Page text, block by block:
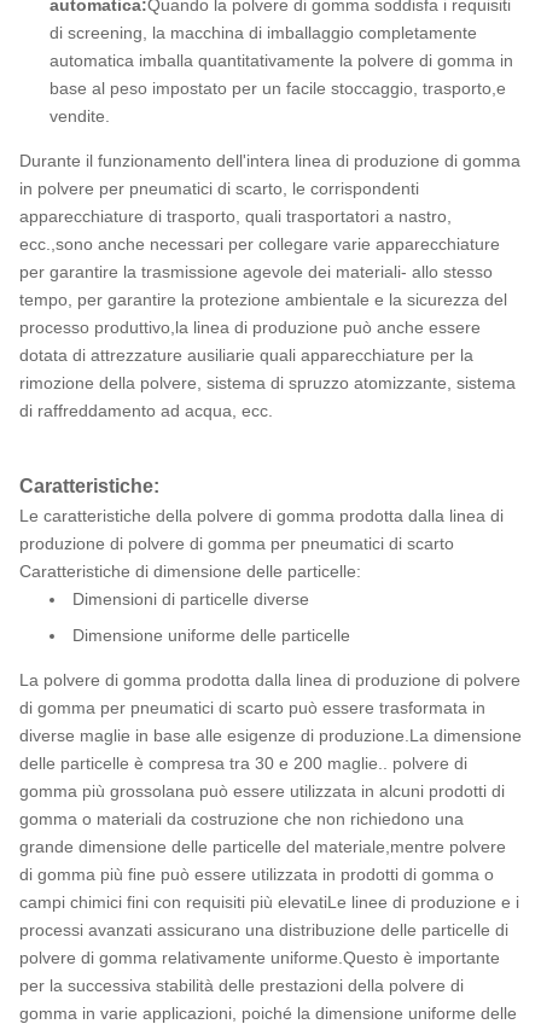
automatica:Quando la polvere di gomma soddisfa i requisiti
di screening, la macchina di imballaggio completamente
automatica imballa quantitativamente la polvere di gomma in
base al peso impostato per un facile stoccaggio, trasporto,e
vendite.
Durante il funzionamento dell'intera linea di produzione di gomma
in polvere per pneumatici di scarto, le corrispondenti
apparecchiature di trasporto, quali trasportatori a nastro,
ecc.,sono anche necessari per collegare varie apparecchiature
per garantire la trasmissione agevole dei materiali- allo stesso
tempo, per garantire la protezione ambientale e la sicurezza del
processo produttivo,la linea di produzione può anche essere
dotata di attrezzature ausiliarie quali apparecchiature per la
rimozione della polvere, sistema di spruzzo atomizzante, sistema
di raffreddamento ad acqua, ecc.
Caratteristiche:
Le caratteristiche della polvere di gomma prodotta dalla linea di
produzione di polvere di gomma per pneumatici di scarto
Caratteristiche di dimensione delle particelle:
Dimensioni di particelle diverse
Dimensione uniforme delle particelle
La polvere di gomma prodotta dalla linea di produzione di polvere
di gomma per pneumatici di scarto può essere trasformata in
diverse maglie in base alle esigenze di produzione.La dimensione
delle particelle è compresa tra 30 e 200 maglie.. polvere di
gomma più grossolana può essere utilizzata in alcuni prodotti di
gomma o materiali da costruzione che non richiedono una
grande dimensione delle particelle del materiale,mentre polvere
di gomma più fine può essere utilizzata in prodotti di gomma o
campi chimici fini con requisiti più elevatiLe linee di produzione e i
processi avanzati assicurano una distribuzione delle particelle di
polvere di gomma relativamente uniforme.Questo è importante
per la successiva stabilità delle prestazioni della polvere di
gomma in varie applicazioni, poiché la dimensione uniforme delle